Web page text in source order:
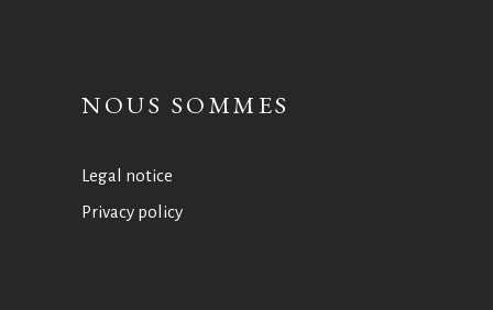
NOUS SOMMES
Legal notice
Privacy policy